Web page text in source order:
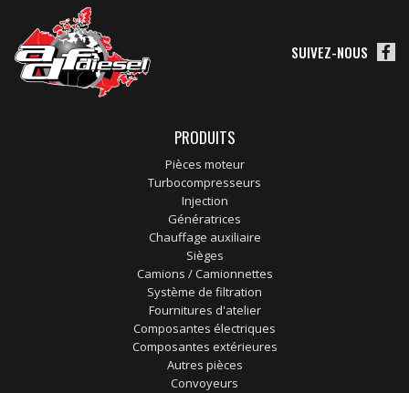
SUIVEZ-NOUS
PRODUITS
Pièces moteur
Turbocompresseurs
Injection
Génératrices
Chauffage auxiliaire
Sièges
Camions / Camionnettes
Système de filtration
Fournitures d'atelier
Composantes électriques
Composantes extérieures
Autres pièces
Convoyeurs